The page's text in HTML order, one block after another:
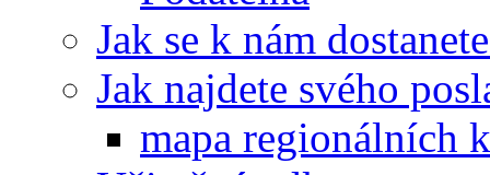
Jak se k nám
Jak najdete svého
mapa regionálních